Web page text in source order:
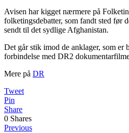
Avisen har kigget nærmere på
folketingsdebatter, som fandt sted før
sendt til det sydlige Afghanistan.
Det går stik imod de anklager, som er
forbindelse med DR2
Mere på DR
Tweet
Pin
Share
0 Shares
Previous